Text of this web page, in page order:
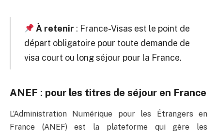
À retenir : France-Visas est le point de
départ obligatoire pour toute demande de
visa court ou long séjour pour la France.
ANEF : pour les titres de séjour en France
L’Administration Numérique pour les Étrangers en
France (ANEF) est la plateforme qui gère les